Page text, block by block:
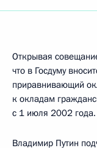
Открывая
что в Госдуму
приравнивающий
к окладам
с 1 июля 2002 года.
Владимир Путин